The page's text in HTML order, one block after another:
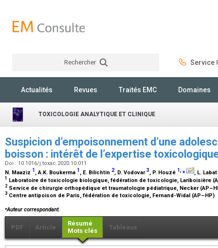
Rechercher Service
Actualités Revues Traités EMC Domaines
TOXICOLOGIE ANALYTIQUE ET CLINIQUE
Suspicion d’empoisonnement d’une
boisson : intérêt de l’expertise
Doi : 10.1016/j.toxac.2020.10.011
N. Maaziz 1 , A.K. Boukerma 1 , E. Bilichtin 2, D. Vodovar3, P. Houzé 1,⁎ , L. Labat
1 Laboratoire de toxicologie biologique, fédération de toxicologie, Lariboisière
2 Service de chirurgie orthopédique et traumatologie pédiatrique, Necker
3 Centre antipoison de Paris, fédération de toxicologie, Fernand-Widal (AP–HP)
⁎Auteur correspondant.
PDF Article
Résumé
Mots clés
Tableaux